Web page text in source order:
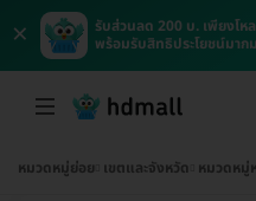
×
รับส่วนลด 200 บ. เพียงโ
พร้อมรับสิทธิประโยชน์มาก
หมวดหมู่ย่อย เขตและจังหวัด หมวดหมู่